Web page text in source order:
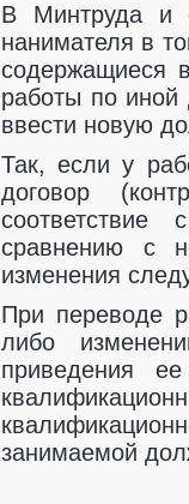
В Минтруда и
нанимателя в
содержащиеся
работы по иной
ввести новую
Так, если у
договор
сравнению с
изменения
При переводе
либо
приведения
занимаемой